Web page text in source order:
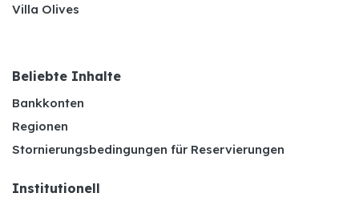
Villa Olives
Beliebte Inhalte
Bankkonten
Regionen
Stornierungsbedingungen für Reservierungen
Institutionell